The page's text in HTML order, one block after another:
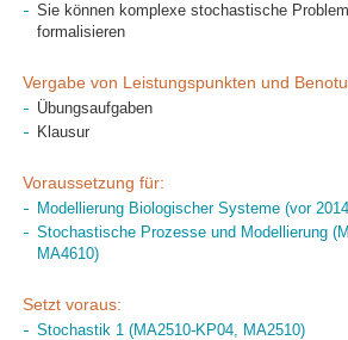
Sie können komplexe stochastische
formalisieren
Vergabe von Leistungspunkten und
Übungsaufgaben
Klausur
Voraussetzung für:
Modellierung Biologischer Systeme (vor
Stochastische Prozesse und Modellierung
MA4610)
Setzt voraus:
Stochastik 1 (MA2510-KP04, MA2510)